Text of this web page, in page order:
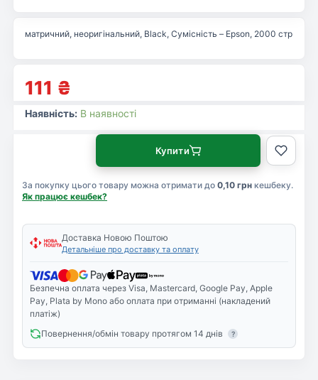
111 ₴
матричний, неоригінальний, Black, Сумісність – Epson, 2000 стр
Наявність: В наявності
За покупку цього товару можна отримати до 0,10 грн кешбеку.
Як працює кешбек?
Купити
Доставка Новою Поштою
Детальніше про доставку та оплату
Безпечна оплата через Visa, Mastercard, Google Pay, Apple
Pay, Plata by Mono або оплата при отриманні (накладений
платіж)
Повернення/обмін товару протягом 14 днів
?